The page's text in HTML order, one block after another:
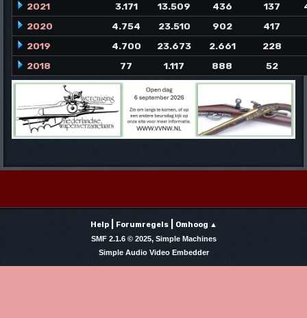
2021
3.171 13.509 436 137
2020
4.754 23.510 902
417
2019
4.700 23.673 2.661
228
2018
77 1.117 888 52
Help| Forumregels| Omhoog ▲
SMF 2.1.6 © 2025, Simple Machines
Simple Audio Video Embedder